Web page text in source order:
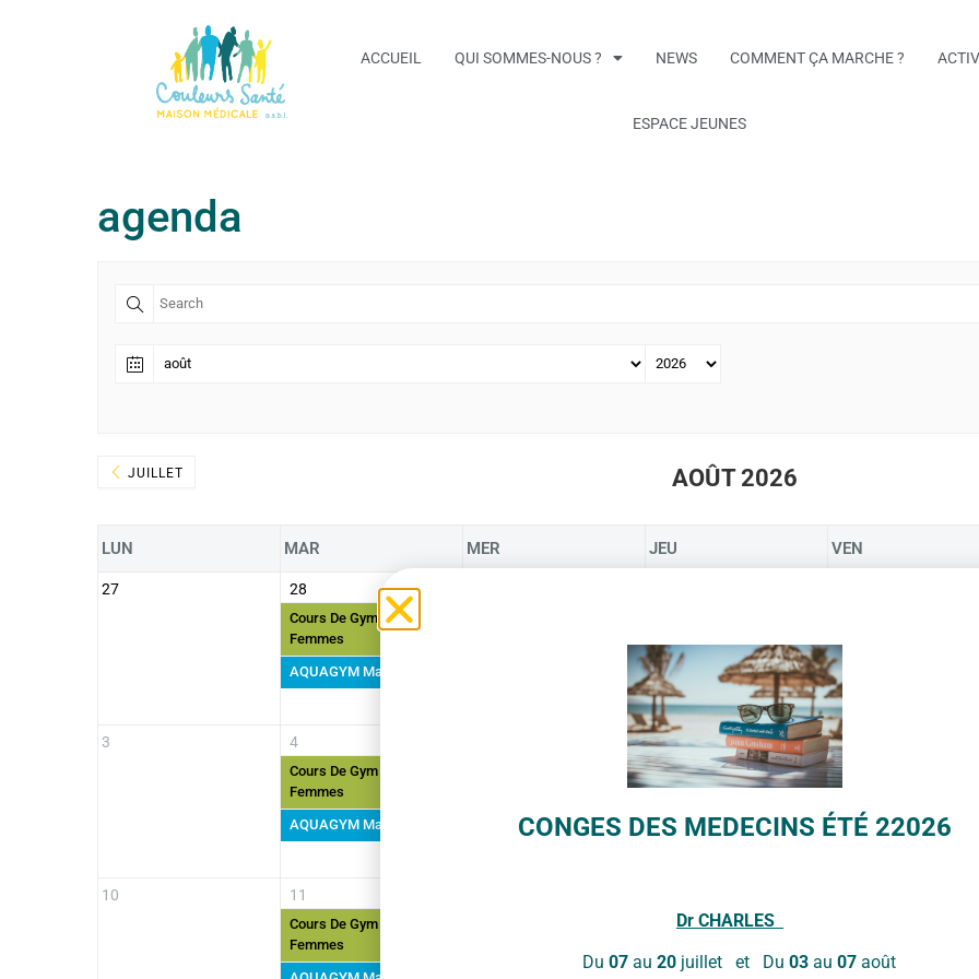
ACCUEIL QUI SOMMES-NOUS ? NEWS COMMENT ÇA MARCHE ?
ESPACE JEUNES
agenda
JUILLET AOÛT 2026
LUN MAR MER JEU VEN
27 28
Cours De Gym Pour
Femmes
AQUAGYM Mardis
INFORMATICIEN
POUR LES SENIORS
3 4
Cours De Gym Pour
Femmes
AQUAGYM Mardis
6
YOGA À Couleurs Santé
7
AQUAGYM Vendredis
POUR LES SENIORS
10 11
Cours De Gym Pour
Femmes
YOGA À Couleurs Santé
INFORMATICIEN
CONGES DES MEDECINS ÉTÉ 22026
Dr CHARLES
Du 07au 20juillet et Du 03 au 07août